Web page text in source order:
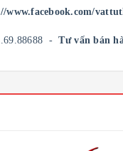
www.facebook.com/
-Tư vấn bán